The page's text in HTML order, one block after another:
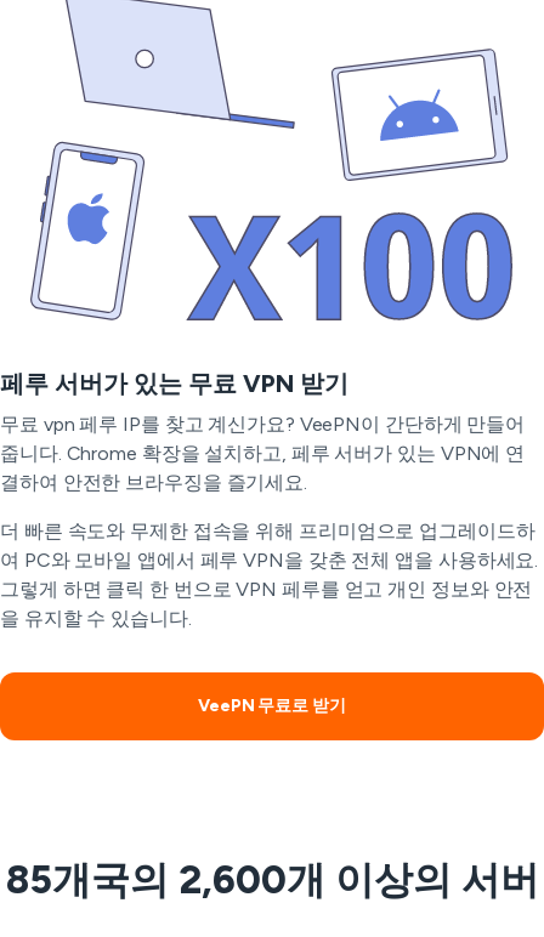
페루 서버가 있는 무료 VPN 받기
무료 vpn 페루 IP를 찾고 계신가요? VeePN이 간단하게 만들어
줍니다. Chrome 확장을 설치하고, 페루 서버가 있는 VPN에 연
결하여 안전한 브라우징을 즐기세요.
더 빠른 속도와 무제한 접속을 위해 프리미엄으로 업그레이드하
여 PC와 모바일 앱에서 페루 VPN을 갖춘 전체 앱을 사용하세요.
그렇게 하면 클릭 한 번으로 VPN 페루를 얻고 개인 정보와 안전
을 유지할 수 있습니다.
VeePN 무료로 받기
85개국의 2,600개 이상의 서버